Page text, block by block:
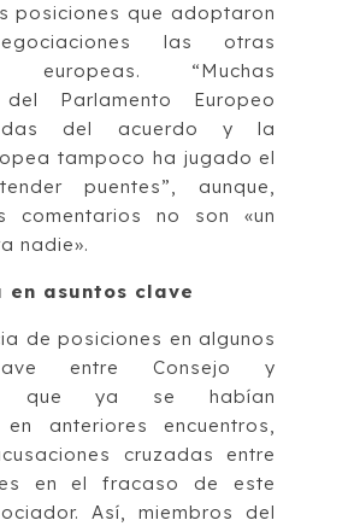
posiciones que adoptaron
las otras
europeas. “Muchas
Parlamento Europeo
del acuerdo y la
tampoco ha jugado el
puentes”, aunque,
comentarios no son «un
nadie».
en asuntos clave
de posiciones en algunos
entre Consejo y
que ya se habían
en anteriores encuentros,
cruzadas entre
en el fracaso de este
Así, miembros del